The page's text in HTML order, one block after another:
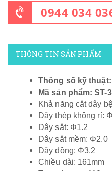
0944 034
THÔNG TIN SẢN PHẨM
Thông số kỹ thuật:
Mã sản phẩm: ST-
Khả năng cắt dây
Dây thép không rỉ:
Dây sắt: Φ1.2
Dây sắt mềm: Φ2.0
Dây đồng: Φ3.2
Chiều dài: 161mm